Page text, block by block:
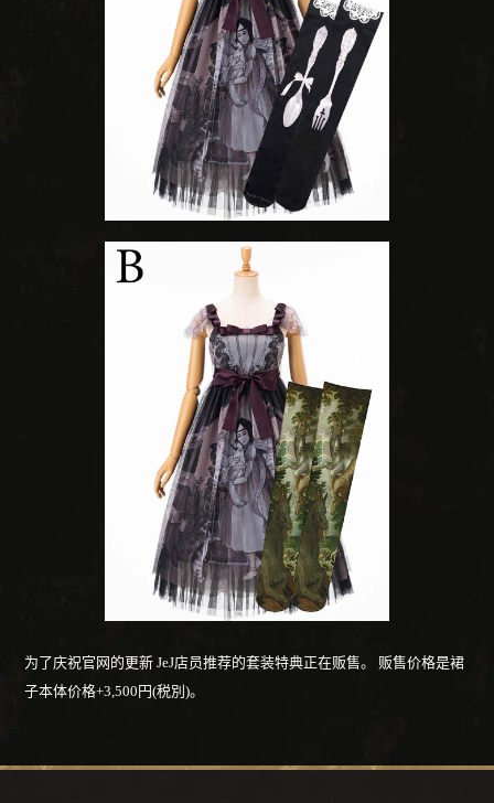
为了庆祝官网的更新 JeJ店员推荐的套装特典正在贩售。
贩售价格是裙
子本体价格+3,500円(税別)。